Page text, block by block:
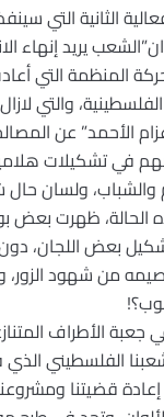
الثانية التي
يريد إنهاء
المنظمة التي
والتي
الأحمد” عن
في تشكيلات
والشباب، ولسان
الحالة، ظهرت بعض
بعض اللجان،
من شهود
جعبة الأطراف
الفلسطيني
إعادة قضيتنا